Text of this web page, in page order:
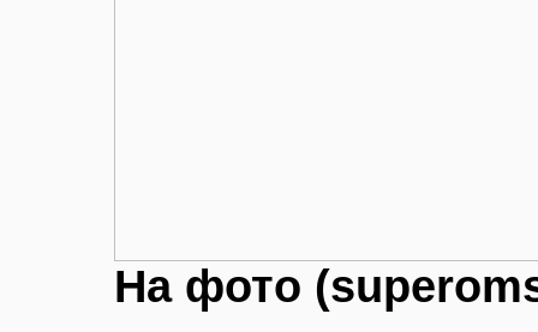
На фото